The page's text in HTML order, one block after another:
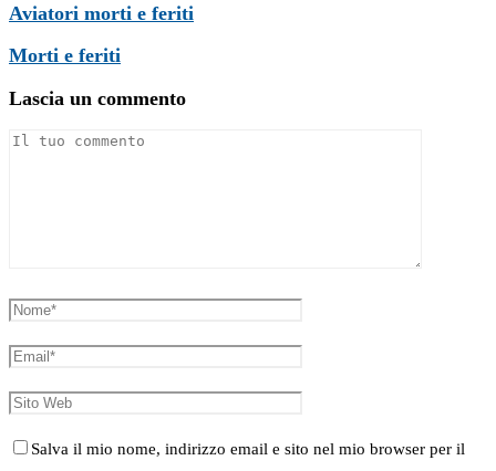
Aviatori morti e feriti
Morti e feriti
Lascia un commento
Salva il mio nome, indirizzo email e sito nel mio browser per il